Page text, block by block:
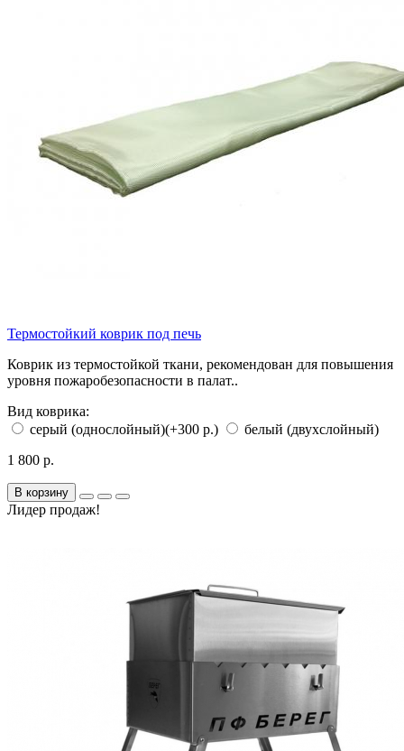
Термостойкий коврик под печь
Коврик из термостойкой ткани, рекомендован для повышения
уровня пожаробезопасности в палат..
Вид коврика:
серый (однослойный)(+300 р.)
белый (двухслойный)
1 800 р.
В корзину
Лидер продаж!